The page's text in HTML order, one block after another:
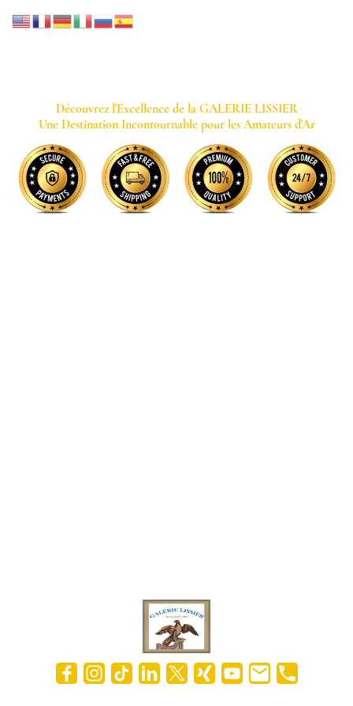
GALERIE LISSIER
Découvrez l'Excellence de la GALERIE LISSIER
Une Destination Incontournable pour les Amateurs d'Ar